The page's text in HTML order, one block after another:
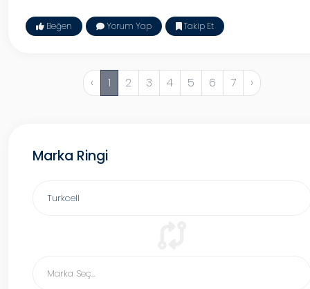
Beğen Yorum Yap Takip Et
‹ 1 2 3 4 5 6 7 ›
Marka Ringi